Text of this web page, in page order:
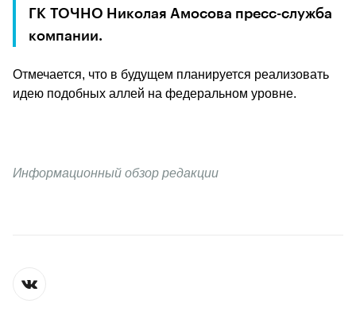
ГК ТОЧНО Николая Амосова пресс-служба
компании.
Отмечается, что в будущем планируется реализовать
идею подобных аллей на федеральном уровне.
Информационный обзор редакции